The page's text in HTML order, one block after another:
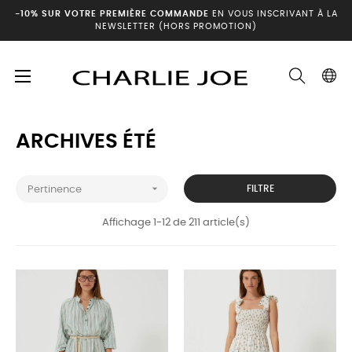
-10% SUR VOTRE PREMIÈRE COMMANDE EN VOUS INSCRIVANT À LA
NEWSLETTER (HORS PROMOTION)
Basculer
☰
Accueil Archives été
ARCHIVES ÉTÉ
Pertinence  FILTRE
Affichage 1-12 de 211 article(s)